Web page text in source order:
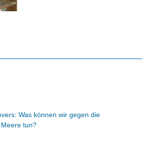
Was können wir gegen die
tun?